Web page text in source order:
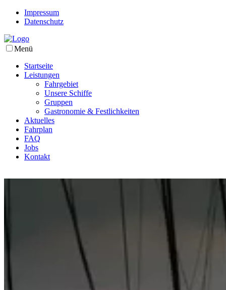
Impressum
Datenschutz
Menü
Startseite
Leistungen
Fahrgebiet
Unsere Schiffe
Gruppen
Gastronomie & Festlichkeiten
Aktuelles
Fahrplan
FAQ
Jobs
Kontakt